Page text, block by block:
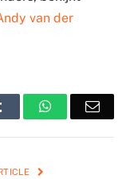
van der
Tumblr WhatsApp